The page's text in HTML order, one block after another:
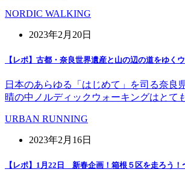
NORDIC WALKING
2023年2月20日
【レポ】古都・奈良世界遺産と山の辺の道をゆく
日本のあらゆる「はじめて」を司る奈
晴の中ノルディックウォーキングはと
URBAN RUNNING
2023年2月16日
【レポ】1月22日 新春企画！箱根５区を走ろう！